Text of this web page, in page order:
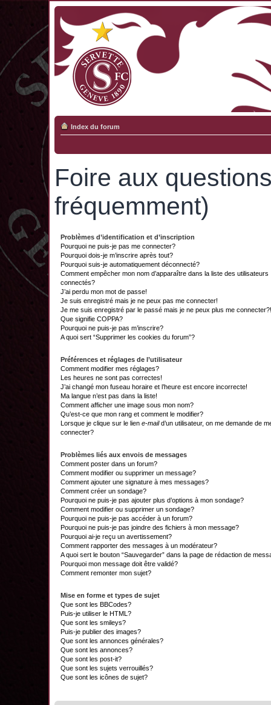
Index du forum
Foire aux
fréquemment)
Problèmes d’identification et d’inscription
Pourquoi ne puis-je pas me connecter?
Pourquoi dois-je m’inscrire après tout?
Pourquoi suis-je automatiquement déconnecté?
Comment empêcher mon nom d’apparaître dans la liste des utilisateurs
connectés?
J’ai perdu mon mot de passe!
Je suis enregistré mais je ne peux pas me connecter!
Je me suis enregistré par le passé mais je ne peux plus me connecter?!
Que signifie COPPA?
Pourquoi ne puis-je pas m’inscrire?
A quoi sert “Supprimer les cookies du forum”?
Préférences et réglages de l’utilisateur
Comment modifier mes réglages?
Les heures ne sont pas correctes!
J’ai changé mon fuseau horaire et l’heure est encore incorrecte!
Ma langue n’est pas dans la liste!
Comment afficher une image sous mon nom?
Qu’est-ce que mon rang et comment le modifier?
Lorsque je clique sur le lien e-maild’un utilisateur, on me demande de
connecter?
Problèmes liés aux envois de messages
Comment poster dans un forum?
Comment modifier ou supprimer un message?
Comment ajouter une signature à mes messages?
Comment créer un sondage?
Pourquoi ne puis-je pas ajouter plus d’options à mon sondage?
Comment modifier ou supprimer un sondage?
Pourquoi ne puis-je pas accéder à un forum?
Pourquoi ne puis-je pas joindre des fichiers à mon message?
Pourquoi ai-je reçu un avertissement?
Comment rapporter des messages à un modérateur?
A quoi sert le bouton “Sauvegarder” dans la page de rédaction de
Pourquoi mon message doit être validé?
Comment remonter mon sujet?
Mise en forme et types de sujet
Que sont les BBCodes?
Puis-je utiliser le HTML?
Que sont les smileys?
Puis-je publier des images?
Que sont les annonces générales?
Que sont les annonces?
Que sont les post-it?
Que sont les sujets verrouillés?
Que sont les icônes de sujet?